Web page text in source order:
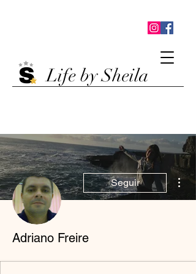
Life by Sheila
Seguir
Adriano Freire